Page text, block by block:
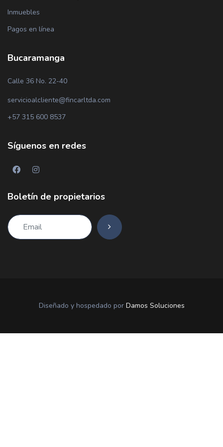
Inmuebles
Pagos en línea
Bucaramanga
Calle 36 No. 22-40
servicioalcliente@fincarltda.com
+57 315 600 8537
Síguenos en redes
Boletín de propietarios
Diseñado y hospedado por Damos Soluciones